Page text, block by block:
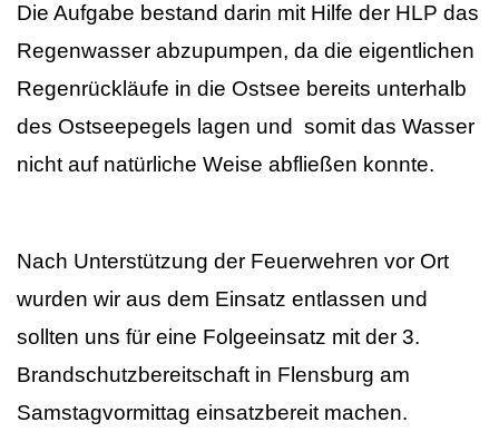
Die Aufgabe bestand darin mit Hilfe der HLP das
Regenwasser abzupumpen, da die eigentlichen
Regenrückläufe in die Ostsee bereits unterhalb
des Ostseepegels lagen und somit das Wasser
nicht auf natürliche Weise abfließen konnte.
Nach Unterstützung der Feuerwehren vor Ort
wurden wir aus dem Einsatz entlassen und
sollten uns für eine Folgeeinsatz mit der 3.
Brandschutzbereitschaft in Flensburg am
Samstagvormittag einsatzbereit machen.